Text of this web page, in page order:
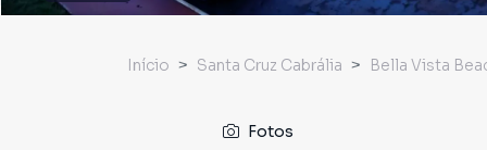
Início Santa Cruz Cabrália Bella Vista
Fotos